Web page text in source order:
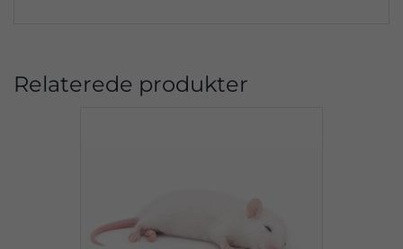
Relaterede produkter